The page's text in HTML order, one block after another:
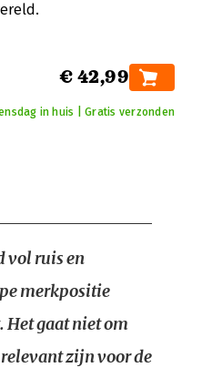
€ 42,99
in huis | Gratis verzonden
vol ruis en
merkpositie
gaat niet om
zijn voor de